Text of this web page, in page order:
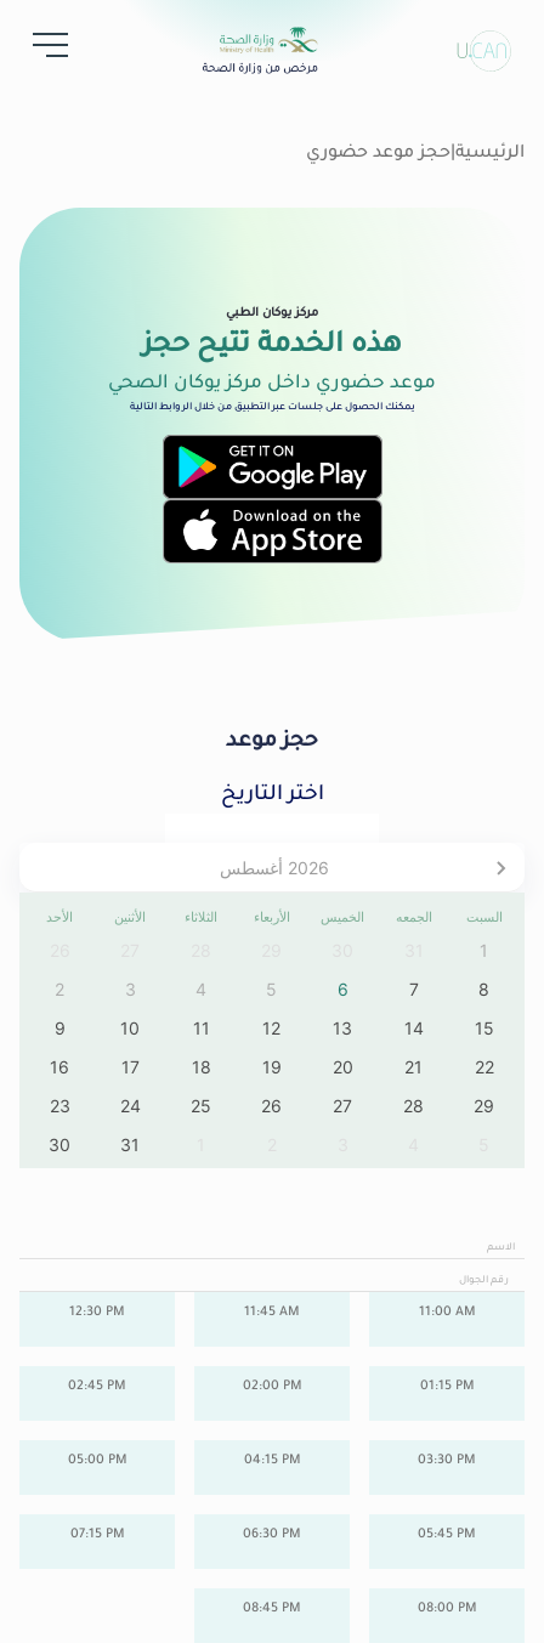
الرئيسية حجز موعد حضوري
مركز يوكان الطبي
هذه الخدمة تتيح حجز
موعد حضوري داخل مركز يوكان الصحي
يمكنك الحصول على جلسات عبر التطبيق من خلال الروابط التالية
حجز موعد
اختر التاريخ
أغسطس 2026
الأحد الأثنين الثلاثاء الأربعاء الخميس الجمعه السبت
1
2
3 4 5 6 7
8
9
10 11 12 13 14
15
16
17 18 19 20 21
22
23
24 25 26 27 28
29
30
31
الاسم
رقم الجوال
11:00 AM
11:45 AM
12:30 PM
01:15 PM
02:00 PM
02:45 PM
03:30 PM
04:15 PM
05:00 PM
05:45 PM
06:30 PM
07:15 PM
08:00 PM
08:45 PM